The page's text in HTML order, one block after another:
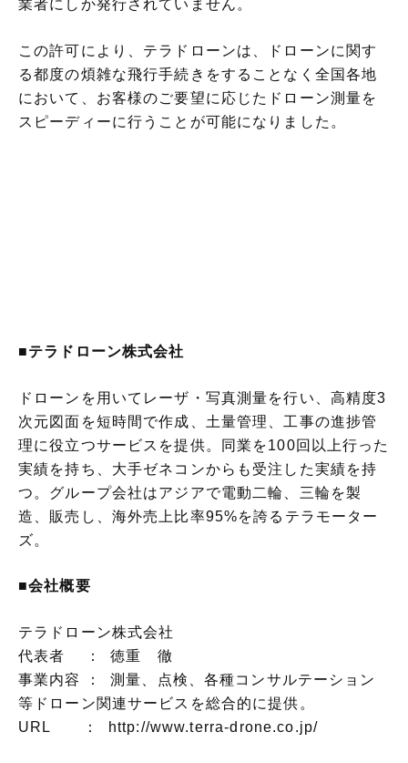
業者にしか発行されていません。
この許可により、テラドローンは、ドローンに関す
る都度の煩雑な飛行手続きをすることなく全国各地
において、お客様のご要望に応じたドローン測量を
スピーディーに行うことが可能になりました。
■テラドローン株式会社
ドローンを用いてレーザ・写真測量を行い、高精度3
次元図面を短時間で作成、土量管理、工事の進捗管
理に役立つサービスを提供。同業を100回以上行った
実績を持ち、大手ゼネコンからも受注した実績を持
つ。グループ会社はアジアで電動二輪、三輪を製
造、販売し、海外売上比率95%を誇るテラモーター
ズ。
■会社概要
テラドローン株式会社
代表者 ： 徳重 徹
事業内容 ： 測量、点検、各種コンサルテーション
等ドローン関連サービスを総合的に提供。
URL ： http://www.terra-drone.co.jp/